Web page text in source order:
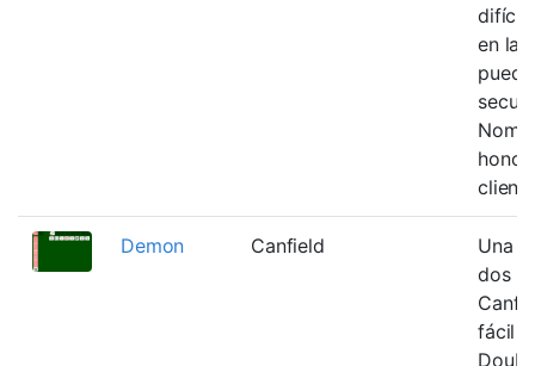
difícil,
en la
honor
Demon Canfield
Una
dos
fácil